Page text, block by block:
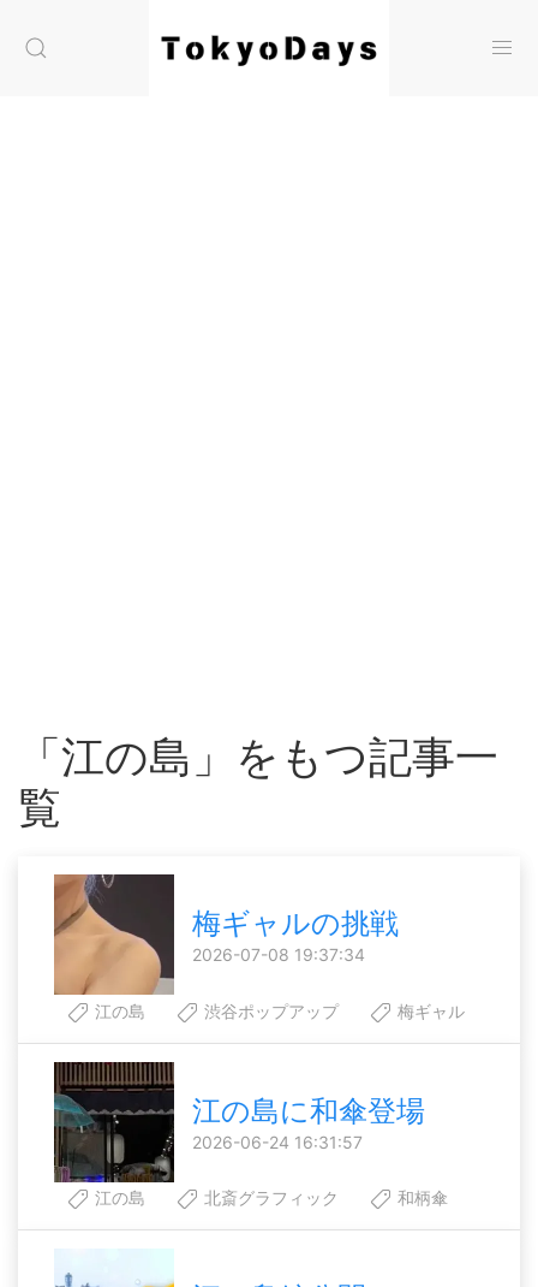
「江の島」をもつ記事一
覧
梅ギャルの挑戦
2026-07-08 19:37:34
江の島 渋谷ポップアップ 梅ギャル
江の島に和傘登場
2026-06-24 16:31:57
江の島 北斎グラフィック 和柄傘